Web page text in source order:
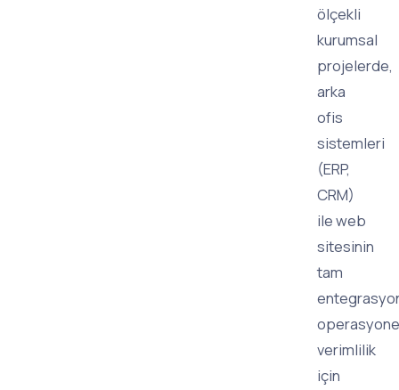
ölçekli
kurumsal
projelerde,
arka
ofis
sistemleri
(ERP,
CRM)
ile web
sitesinin
tam
verimlilik
için